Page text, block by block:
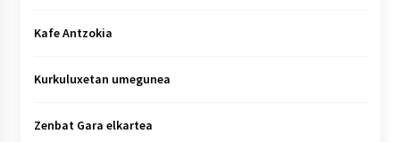
Kafe Antzokia
Kurkuluxetan umegunea
Zenbat Gara elkartea